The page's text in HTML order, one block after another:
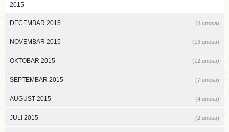
2015
DECEMBAR 2015 (8 unosa)
NOVEMBAR 2015 (13 unosa)
OKTOBAR 2015 (12 unosa)
SEPTEMBAR 2015 (7 unosa)
AUGUST 2015 (4 unosa)
JULI 2015 (2 unosa)